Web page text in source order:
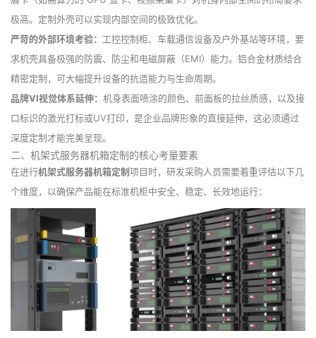
极高。定制外壳可以实现内部空间的极致优化。
严苛的外部环境考验： 工控控制柜、车载通信设备及户外基站等环境，要
求机壳具备极强的防震、防尘和电磁屏蔽（EMI）能力。铝合金材质结合
精密定制，可大幅提升设备的抗造能力与生命周期。
品牌VI视觉体系延伸： 机身表面喷涂的颜色、前面板的拉丝质感，以及接
口标识的激光打标或UV打印，是企业品牌形象的直接延伸，这必须通过
深度定制才能完美呈现。
二、机架式服务器机箱定制的核心考量要素
在进行机架式服务器机箱定制项目时，研发采购人员需要着重评估以下几
个维度，以确保产品能在标准机柜中安全、稳定、长效地运行：